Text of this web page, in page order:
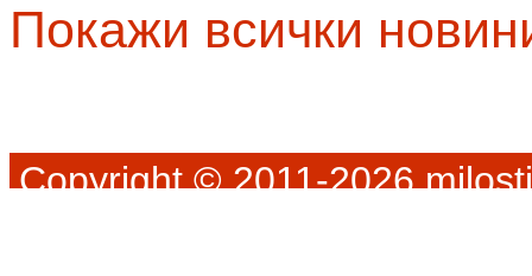
Покажи всички
Copyright © 2011-2026